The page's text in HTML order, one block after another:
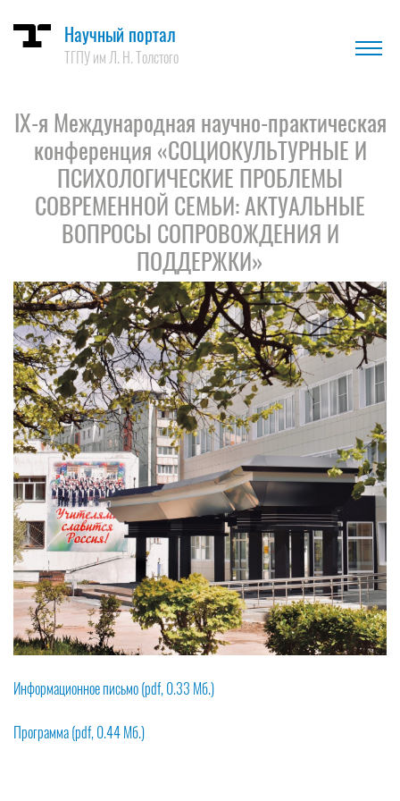
Научный портал
ТГПУ им Л. Н. Толстого
IX-я Международная научно-практическая
конференция «СОЦИОКУЛЬТУРНЫЕ И
ПСИХОЛОГИЧЕСКИЕ ПРОБЛЕМЫ
СОВРЕМЕННОЙ СЕМЬИ: АКТУАЛЬНЫЕ
ВОПРОСЫ СОПРОВОЖДЕНИЯ И
ПОДДЕРЖКИ»
Информационное письмо (pdf, 0.33 Мб.)
Программа (pdf, 0.44 Мб.)